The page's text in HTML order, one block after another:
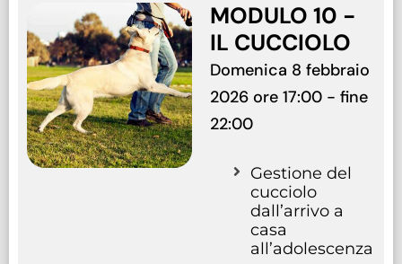
MODULO 10 -
IL CUCCIOLO
Domenica 8 febbraio
2026 ore 17:00 - fine
22:00
Gestione del
cucciolo
dall’arrivo a
casa
all’adolescenza